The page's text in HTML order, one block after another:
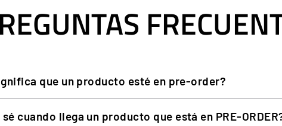
10 Nm
que un producto esté en pre-order?
sé cuando llega un producto que está en PRE-